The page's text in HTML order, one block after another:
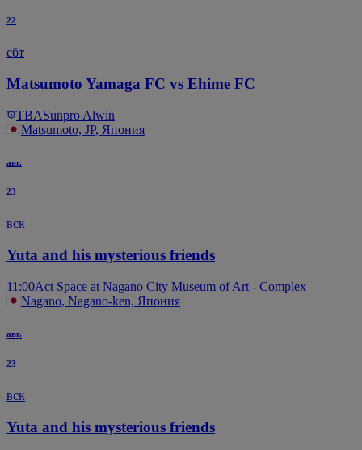
22
сбт
Matsumoto Yamaga FC vs Ehime FC
TBASunpro Alwin
Matsumoto, JP, Япония
авг.
23
вск
Yuta and his mysterious friends
11:00Act Space at Nagano City Museum of Art - Complex
Nagano, Nagano-ken, Япония
авг.
23
вск
Yuta and his mysterious friends